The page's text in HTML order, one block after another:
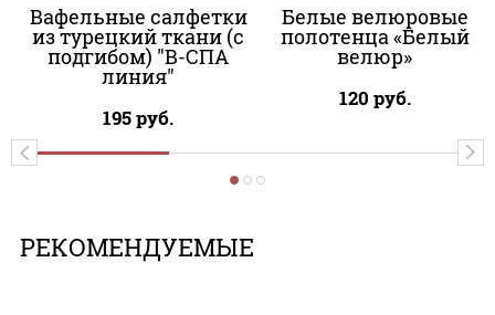
Вафельные салфетки
из турецкий ткани (с
подгибом) "В-СПА
линия"
195руб.
Белые велюровые
полотенца «Белый
велюр»
120 руб.
РЕКОМЕНДУЕМЫЕ